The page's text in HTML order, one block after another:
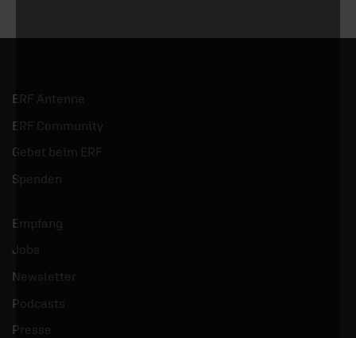
ERF Antenne
ERF Community
Gebet beim ERF
Spenden
Empfang
Jobs
Newsletter
Podcasts
Presse